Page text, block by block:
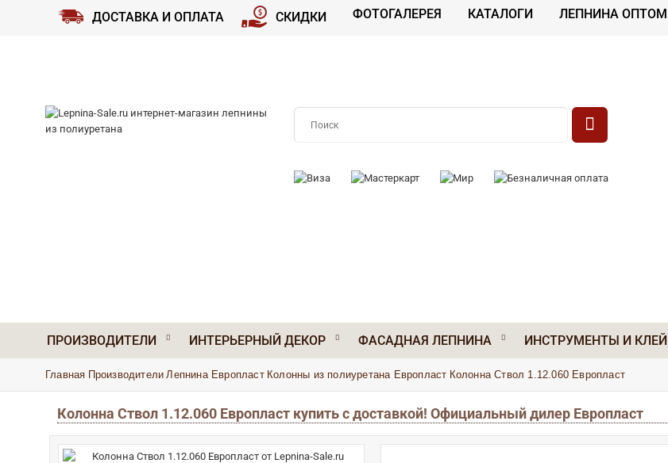
ДОСТАВКА И ОПЛАТА СКИДКИ ФОТОГАЛЕРЕЯ КАТАЛОГИ ЛЕПНИНА ОПТОМ
ПРОИЗВОДИТЕЛИ ИНТЕРЬЕРНЫЙ ДЕКОР ФАСАДНАЯ ЛЕПНИНА ИНСТРУМЕНТЫ И КЛЕЙ
Главная Производители Лепнина Европласт Колонны из полиуретана Европласт Колонна Ствол 1.12.060 Европласт
Колонна Ствол 1.12.060 Европласт купить с доставкой! Официальный дилер Европласт